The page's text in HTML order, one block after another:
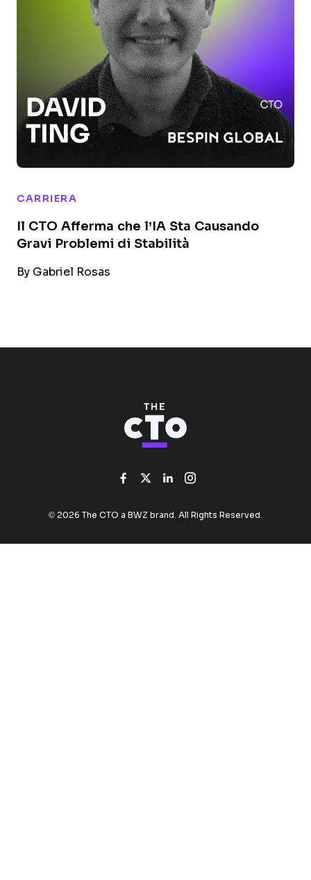
CARRIERA
Il CTO Afferma che l’IA Sta Causando
Gravi Problemi di Stabilità
By Gabriel Rosas
Like us on Facebook
Follow us on Twitter
Add us on
Follow us on
© 2026 The CTO a BWZ Opens new window
brand. All Rights Reserved.